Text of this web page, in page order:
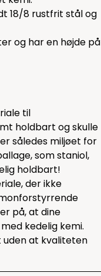
18/8 rustfrit stål og
og har en højde på
til
holdbart og skulle
således miljøet for
som staniol,
holdbart!
der ikke
på, at dine
kedelig kemi.
uden at kvaliteten